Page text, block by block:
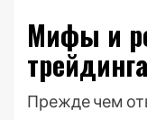
Мифы и
трейдинга
Прежде чем